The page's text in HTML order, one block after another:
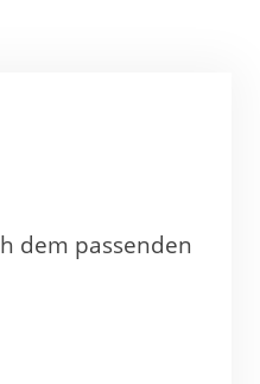
dem passenden